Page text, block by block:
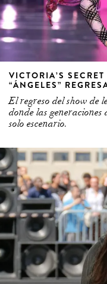
VICTORIA’S
“ÁNGELES”
El regreso del show de
donde las generaciones
solo escenario.